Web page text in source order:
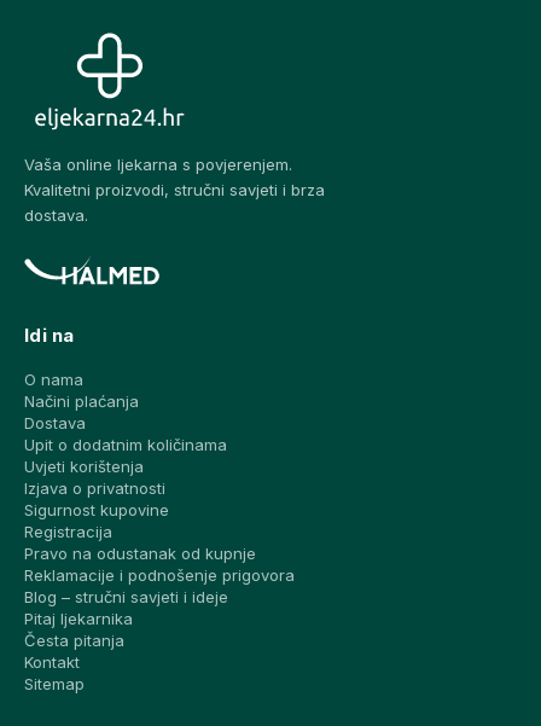
Vaša online ljekarna s povjerenjem.
Kvalitetni proizvodi, stručni savjeti i brza
dostava.
Idi na
O nama
Načini plaćanja
Dostava
Upit o dodatnim količinama
Uvjeti korištenja
Izjava o privatnosti
Sigurnost kupovine
Registracija
Pravo na odustanak od kupnje
Reklamacije i podnošenje prigovora
Blog – stručni savjeti i ideje
Pitaj ljekarnika
Česta pitanja
Kontakt
Sitemap